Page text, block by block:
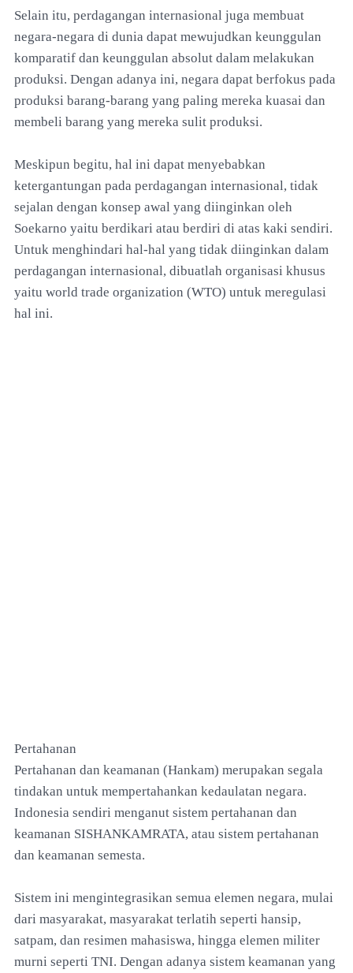
Selain itu, perdagangan internasional juga membuat
negara-negara di dunia dapat mewujudkan keunggulan
komparatif dan keunggulan absolut dalam melakukan
produksi. Dengan adanya ini, negara dapat berfokus pada
produksi barang-barang yang paling mereka kuasai dan
membeli barang yang mereka sulit produksi.
Meskipun begitu, hal ini dapat menyebabkan
ketergantungan pada perdagangan internasional, tidak
sejalan dengan konsep awal yang diinginkan oleh
Soekarno yaitu berdikari atau berdiri di atas kaki sendiri.
Untuk menghindari hal-hal yang tidak diinginkan dalam
perdagangan internasional, dibuatlah organisasi khusus
yaitu world trade organization (WTO) untuk meregulasi
hal ini.
Pertahanan
Pertahanan dan keamanan (Hankam) merupakan segala
tindakan untuk mempertahankan kedaulatan negara.
Indonesia sendiri menganut sistem pertahanan dan
keamanan SISHANKAMRATA, atau sistem pertahanan
dan keamanan semesta.
Sistem ini mengintegrasikan semua elemen negara, mulai
dari masyarakat, masyarakat terlatih seperti hansip,
satpam, dan resimen mahasiswa, hingga elemen militer
murni seperti TNI. Dengan adanya sistem keamanan yang